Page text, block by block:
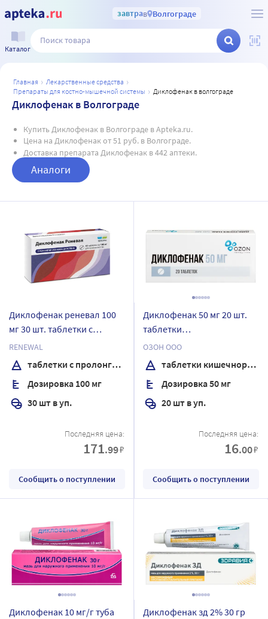
завтрав Волгограде
Каталог
главная
лекарственные средства
препараты для костно-мышечной системы
диклофенак в волгограде
Диклофенак в Волгограде
Купить Диклофенак в Волгограде в Apteka.ru.
Цена на Диклофенак от 51 руб. в Волгограде.
Доставка препарата Диклофенак в 442 аптеки.
Аналоги
Диклофенак реневал 100
мг 30 шт. таблетки с
пролонгированным
высвобождением,
покрытые пленочной
оболочкой
RENEWAL
таблетки с пролонгированным высвобождением, покрытые пленочной оболочкой
Дозировка 100 мг
30 шт в уп.
Последняя цена:
171.99₽
Сообщить о поступлении
Диклофенак 50 мг 20 шт.
таблетки
кишечнорастворимые ,
покрытые пленочной
оболочкой
ОЗОН ООО
таблетки кишечнорастворимые , покрытые пленочной оболочкой
Дозировка 50 мг
20 шт в уп.
Последняя цена:
16.00₽
Сообщить о поступлении
Диклофенак 10 мг/г туба
Диклофенак зд 2% 30 гр